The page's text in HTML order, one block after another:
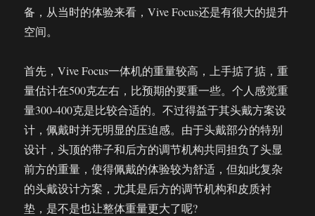
备，从当时的体验来看，Vive Focus还是有很大的提升
空间。
首先，Vive Focus一体机的重量较高，上手掂了掂，重
量估计在500克左右，比预期的要重一些。个人感觉重
量300-400克是比较合适的。不过得益于其头戴方案设
计，佩戴时并无明显的压迫感。由于头戴部分的特别
设计，头顶的带子和后方的调节机构共同担负了头显
前方的重量，使得佩戴的体验较为舒适，但如此复杂
的头戴设计方案，尤其是后方的调节机构和皮质衬
垫，是不是也让整体重量更大了呢?